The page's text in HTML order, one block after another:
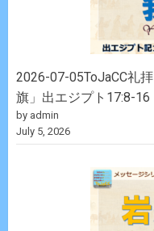
2026-07-05ToJaCC礼
旗」出エジプト17:8-16
by admin
July 5, 2026